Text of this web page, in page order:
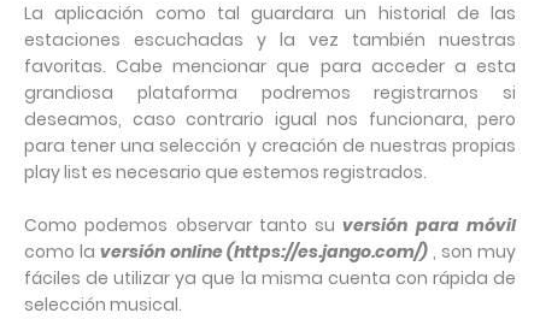
La aplicación como tal guardara un historial de las
estaciones escuchadas y la vez también nuestras
favoritas. Cabe mencionar que para acceder a esta
grandiosa plataforma podremos registrarnos si
deseamos, caso contrario igual nos funcionara, pero
para tener una selección y creación de nuestras propias
play list es necesario que estemos registrados.
Como podemos observar tanto suversión para móvil
como la versión online (https://es.jango.com/), son muy
fáciles de utilizar ya que la misma cuenta con rápida de
selección musical.